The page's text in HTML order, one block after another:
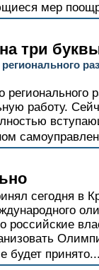
мер
три
регионального
работу.
сегодня в
российские
будет